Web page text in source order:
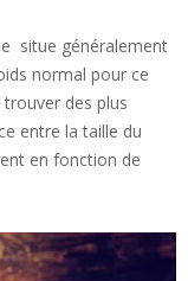
situe généralement
normal pour ce
des plus
entre la taille du
en fonction de